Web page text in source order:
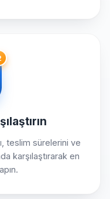
teslim sürelerini ve
karşılaştırarak en